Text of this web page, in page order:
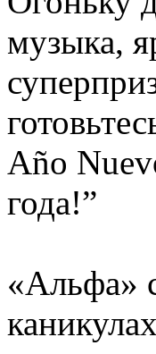
музыка,
Año
года!”
«Альфа»